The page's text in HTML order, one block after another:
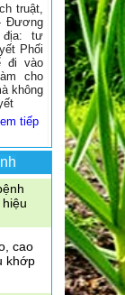
truật,
Đương
địa: tư
Phối
đi vào
cho
không
tiếp
để trị
kỳ
giàu
cam
cao
khớp